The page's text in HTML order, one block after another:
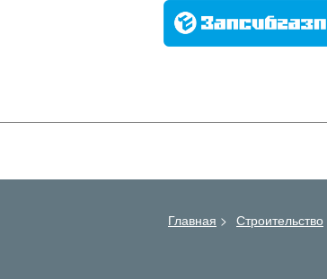
Главная > Строительство